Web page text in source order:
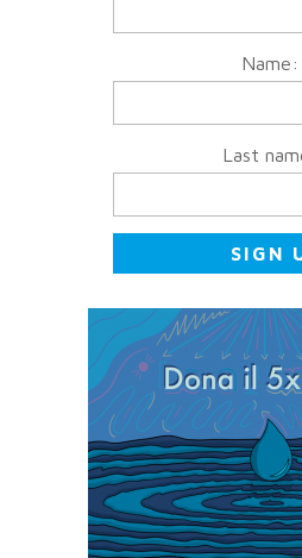
Name:
Last